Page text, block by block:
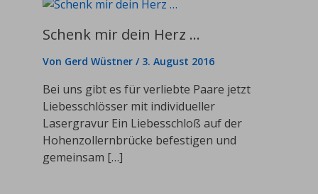
Schenk mir dein Herz …
Von Gerd Wüstner / 3. August 2016
Bei uns gibt es für verliebte Paare jetzt
Liebesschlösser mit individueller
Lasergravur Ein Liebesschloß auf der
Hohenzollernbrücke befestigen und
gemeinsam […]